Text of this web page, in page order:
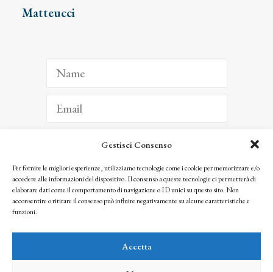
Gestisci Consenso
Per fornire le migliori esperienze, utilizziamo tecnologie come i cookie per memorizzare e/o
accedere alle informazioni del dispositivo. Il consenso a queste tecnologie ci permetterà di
elaborare dati come il comportamento di navigazione o ID unici su questo sito. Non
acconsentire o ritirare il consenso può influire negativamente su alcune caratteristiche e
funzioni.
Accetta
Matteucci
ISCRIVITI
Facendo clic per iscriverti, riconosci che le tue informazioni saranno trattate
seguendo la nostra Privacy Policy
© 2025 Istituto Matteucci. All right reserved
l’autorizzazione scritta dei proprietari dei diritti e dell’Istituto Matteucci